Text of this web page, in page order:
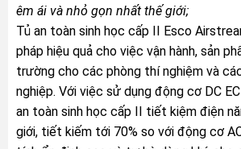
êm ái và nhỏ gọn nhất thế giới;
Tủ an toàn sinh học cấp II Esco
pháp hiệu quả cho việc vận hành, sản
trường cho các phòng thí nghiệm và
nghiệp. Với việc sử dụng động cơ DC
an toàn sinh học cấp II tiết kiệm điện
giới, tiết kiếm tới 70% so với động cơ